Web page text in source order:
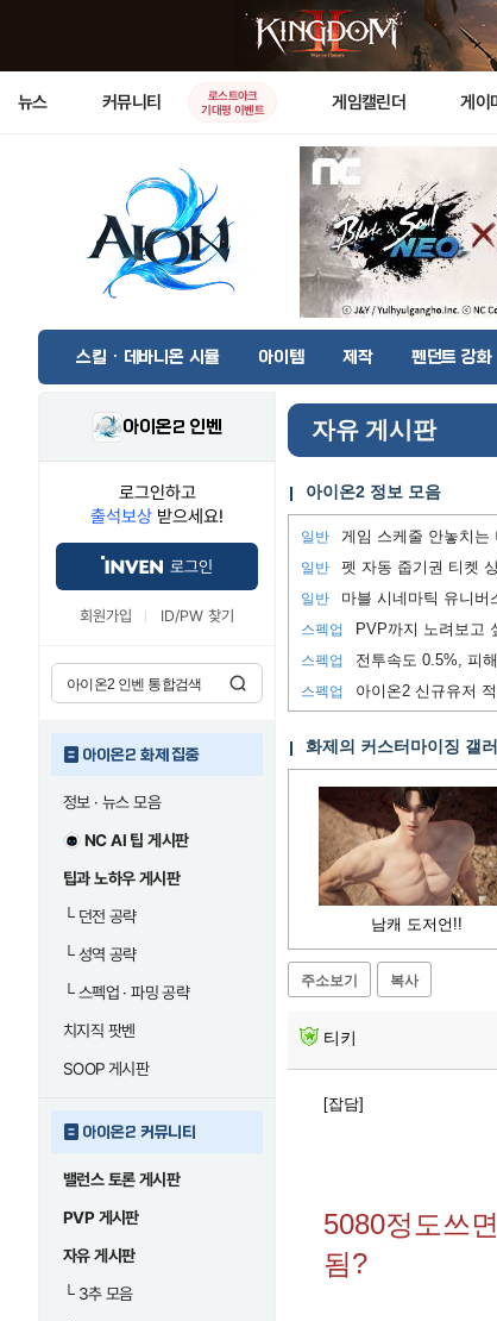
뉴스 커뮤니티
로스트아크
기대평 이벤트
게임캘린더 게이
스킬 · 데바니온 시뮬 아이템 제작 펜던트 강화
아이온2 인벤
로그인하고
출석보상 받으세요!
로그인
회원가입 ID/PW 찾기
아이온2 화제 집중
정보 · 뉴스 모음
NC AI 팁 게시판
팁과 노하우 게시판
└던전 공략
└성역 공략
└스펙업 · 파밍 공략
치지직 팟벤
SOOP 게시판
아이온2 커뮤니티
밸런스 토론 게시판
PVP 게시판
자유 게시판
└3추 모음
자유 게시판
아이온2 정보 모음
일반 게임 스케줄 안놓치는
일반 펫 자동 줍기권 티켓
일반 마블 시네마틱 유니버
스펙업
스펙업 전투속도 0.5%, 피
스펙업 아이온2 신규유저
화제의 커스터마이징 갤러
남캐 도저언!!
주소보기 복사
티키
[잡담]
5080정도쓰
됨?